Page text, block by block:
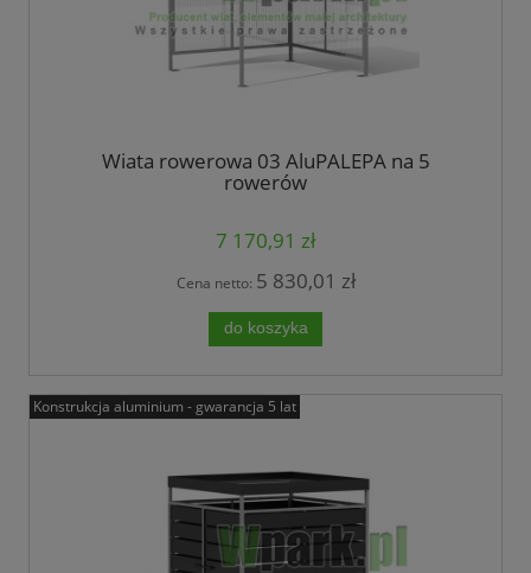
Wiata rowerowa 03 AluPALEPA na 5
rowerów
7 170,91 zł
Cena netto: 5 830,01 zł
do koszyka
Konstrukcja aluminium - gwarancja 5 lat